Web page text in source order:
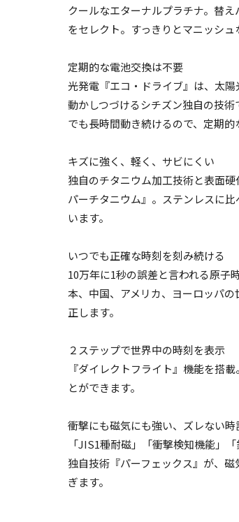
クールなエターナルプラチナ。替
をセレクト。すっきりとマニッシュ
定期的な電池交換は不要
光発電『エコ・ドライブ』は、太
動かしつづけるシチズン独自の技
でも長時間動き続けるので、定期的
キズに強く、軽く、サビにくい
独自のチタニウム加工技術と表面
パーチタニウム』。ステンレスに
います。
いつでも正確な時刻を刻み続ける
10万年に1秒の誤差と言われる原子
本、中国、アメリカ、ヨーロッパ
正します。
２ステップで世界中の時刻を表示
『ダイレクトフライト』機能を搭
とができます。
衝撃にも磁気にも強い、ズレない時
「JIS1種耐磁」「衝撃検知機能」
独自技術『パーフェックス』が、
ぎます。